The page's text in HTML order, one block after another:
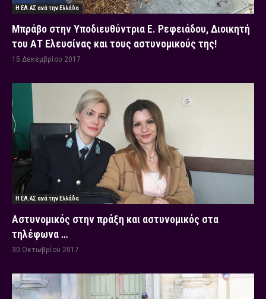
Η ΕΛ.ΑΣ ανά την Ελλάδα
Μπράβο στην Υποδιευθύντρια Ε. Ρεφειάδου, Διοικητή
του ΑΤ Ελευσίνας και τους αστυνομικούς της!
15 Δεκεμβρίου 2017
Η ΕΛ.ΑΣ ανά την Ελλάδα
Αστυνομικός στην πράξη και αστυνομικός στα
τηλέφωνα …
30 Οκτωβρίου 2017